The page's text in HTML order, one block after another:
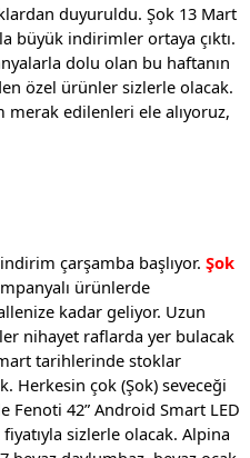
duyuruldu. Şok 13 Mart
büyük indirimler ortaya çıktı.
dolu olan bu haftanın
özel ürünler sizlerle olacak.
merak edilenleri ele alıyoruz,
çarşamba başlıyor. Şok
ürünlerde
kadar geliyor. Uzun
nihayet raflarda yer bulacak
tarihlerinde stoklar
Herkesin çok (Şok) seveceği
42” Android Smart LED
sizlerle olacak. Alpina